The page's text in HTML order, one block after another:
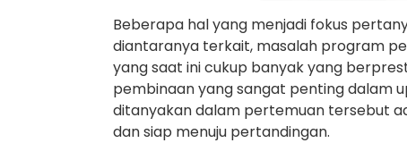
Beberapa hal yang menjadi fokus
diantaranya terkait, masalah program
yang saat ini cukup banyak yang
pembinaan yang sangat penting dalam
ditanyakan dalam pertemuan tersebut
dan siap menuju pertandingan.